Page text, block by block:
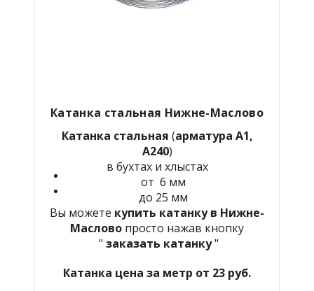
Катанка стальная Нижне-Маслово
Катанка стальная (арматура А1,
А240)
в бухтах и хлыстах
от 6 мм
до 25 мм
Вы можете купить катанку в Нижне-
Маслово просто нажав кнопку
" заказать катанку"
Катанка цена за метр от 23 руб.